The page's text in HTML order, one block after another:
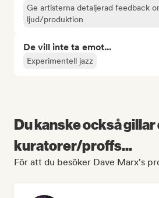
Ge artisterna detaljerad feedback
ljud/produktion
De vill inte ta emot...
Experimentell jazz
Du kanske också
kuratorer/proffs...
För att du besöker Dave Marx's